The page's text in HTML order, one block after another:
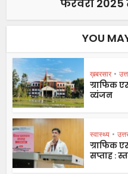
फरवरी
YOU
ख़बरसार •
ग्राफिक
व्यंजन
स्वास्थ्य •
ग्राफिक
सप्ताह :